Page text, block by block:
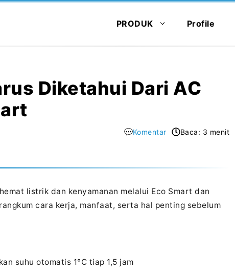
PRODUK Profile
Diketahui Dari AC
Komentar Baca: 3 menit
listrik dan kenyamanan melalui Eco Smart dan
cara kerja, manfaat, serta hal penting sebelum
suhu otomatis 1°C tiap 1,5 jam